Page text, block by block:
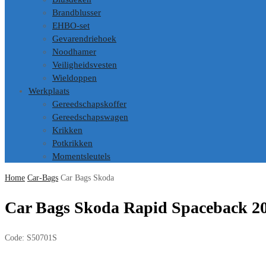
Brandblusser
EHBO-set
Gevarendriehoek
Noodhamer
Veiligheidsvesten
Wieldoppen
Werkplaats
Gereedschapskoffer
Gereedschapswagen
Krikken
Potkrikken
Momentsleutels
Home Car-Bags Car Bags Skoda
Car Bags Skoda Rapid Spaceback
Code: S50701S